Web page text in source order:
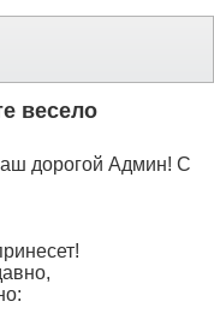
весело
дорогой Админ! С